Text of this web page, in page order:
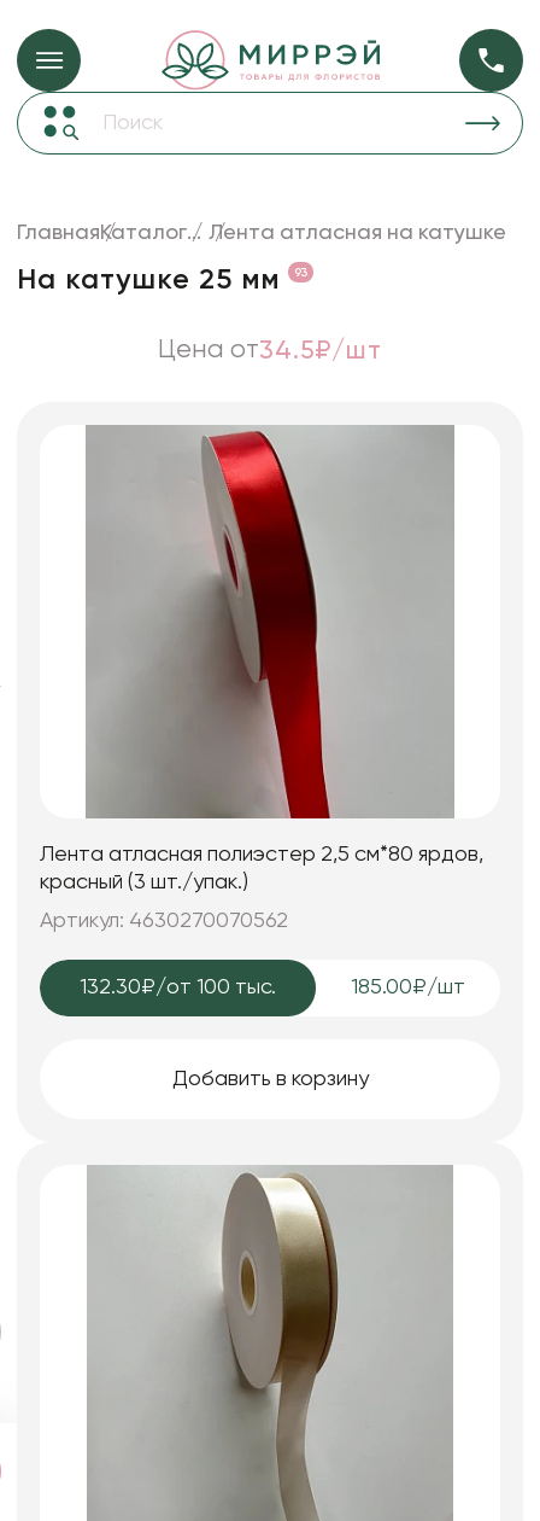
Упаковка для цветов и подарков Упаковка для
Декор для дома
Искусственные цветы и растения
Декоративные вазы, кашпо
ГлавнаяКаталог... Лента атласная на катушке
На катушке 25 мм 93
Цена от34.5₽/шт
Лента атласная полиэстер 2,5 см*80 ярдов,
красный (3 шт./упак.)
Артикул: 4630270070562
132.30₽/от 100 тыс. 185.00₽/шт
Добавить в корзину